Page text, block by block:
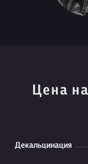
Цена
Декальцинация